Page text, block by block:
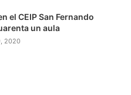
el CEIP San Fernando
un aula
2020